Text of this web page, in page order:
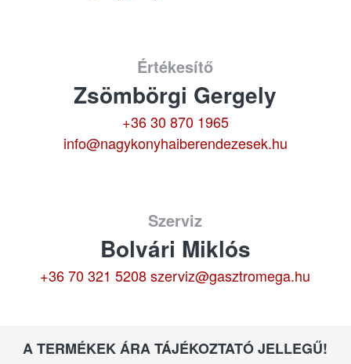
Értékesítő
Zsömbörgi Gergely
+36 30 870 1965
info@nagykonyhaiberendezesek.hu
Szerviz
Bolvári Miklós
+36 70 321 5208 szerviz@gasztromega.hu
A TERMÉKEK ÁRA TÁJÉKOZTATÓ JELLEGŰ!